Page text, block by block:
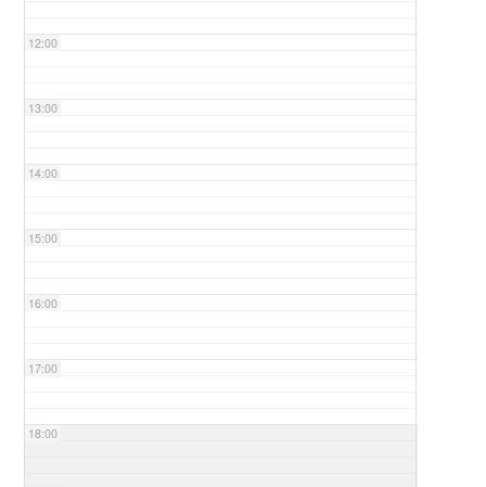
12:00
13:00
14:00
15:00
16:00
17:00
18:00